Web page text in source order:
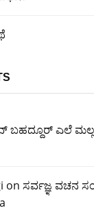
ಬಹದ್ದೂರ್ ಎಲೆ
on ಸರ್ವಜ್ಞ ವಚನ